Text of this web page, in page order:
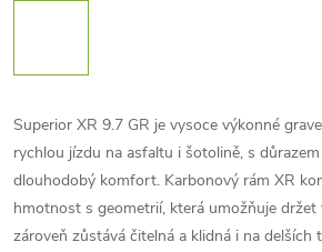
Superior XR 9.7 GR je vysoce výkonné
rychlou jízdu na asfaltu i šotolině, s
dlouhodobý komfort. Karbonový rám XR
hmotnost s geometrií, která umožňuje držet
zároveň zůstává čitelná a klidná i na delších